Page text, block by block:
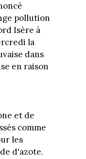
pollution
Isère à
la
dans
en raison
et de
comme
les
d'azote.